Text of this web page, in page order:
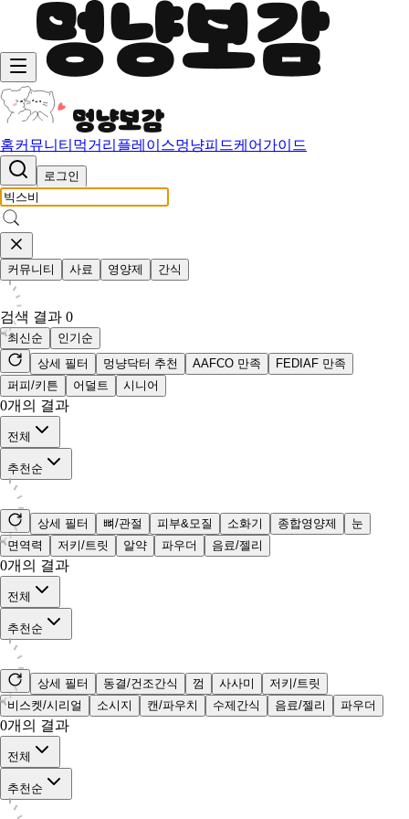
홈커뮤니티 먹거리 플레이스멍냥피드케어가이드
로그인
커뮤니티 사료 영양제 간식
검색 결과 0
최신순
인기순
상세 필터
멍냥닥터 추천 AAFCO 만족
FEDIAF 만족
퍼피/키튼
어덜트 시니어
0개의 결과
전체
추천순
상세 필터 뼈/관절 피부&모질 소화기 종합영양제
눈
면역력
저키/트릿 알약 파우더 음료/젤리
0개의 결과
전체
추천순
상세 필터 동결/건조간식 껌 사사미
저키/트릿
비스켓/시리얼
소시지 캔/파우치 수제간식 음료/젤리 파우더
0개의 결과
전체
추천순